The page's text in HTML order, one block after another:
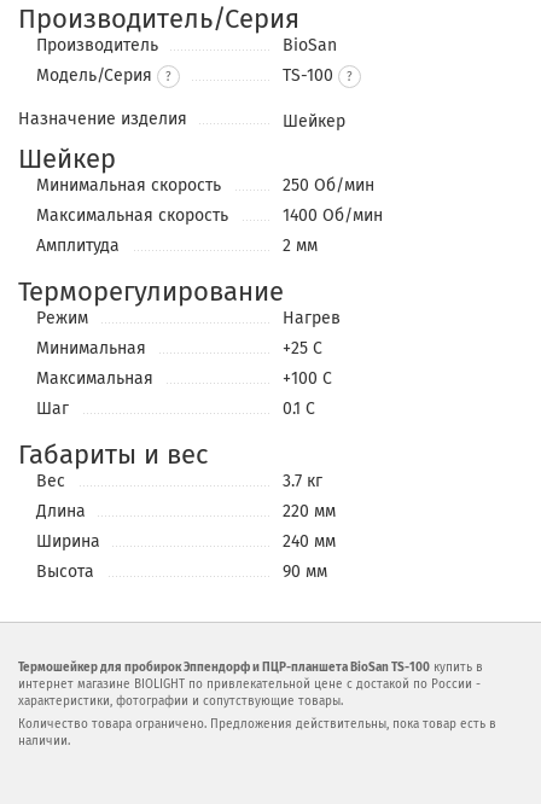
Производитель/Серия
Производитель
BioSan
Модель/Серия
? TS-100
Назначение изделия Шейкер
Шейкер
Минимальная скорость
250 Об/мин
Максимальная скорость
1400 Об/мин
Амплитуда
2 мм
Терморегулирование
Режим
Нагрев
Минимальная
+25 С
Максимальная
+100 С
Шаг
0.1 С
Габариты и вес
Вес
3.7 кг
Длина
220 мм
Ширина
240 мм
Высота
90 мм
Термошейкер для пробирок Эппендорф и ПЦР-планшета BioSan TS-100 купить в
интернет магазине BIOLIGHT по привлекательной цене с достакой по России -
характеристики, фотографии и сопутствующие товары.
Количество товара ограничено. Предложения действительны, пока товар есть в
наличии.